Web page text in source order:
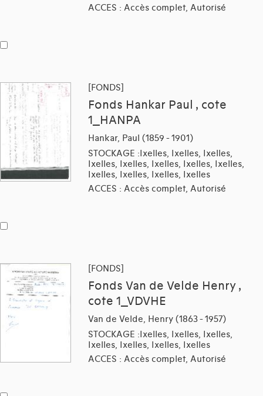
ACCES : Accès complet, Autorisé
[FONDS]
Fonds Hankar Paul , cote
1_HANPA
Hankar, Paul (1859 - 1901)
STOCKAGE :Ixelles, Ixelles, Ixelles,
Ixelles, Ixelles, Ixelles, Ixelles, Ixelles,
Ixelles, Ixelles, Ixelles, Ixelles
ACCES : Accès complet, Autorisé
[FONDS]
Fonds Van de Velde Henry ,
cote 1_VDVHE
Van de Velde, Henry (1863 - 1957)
STOCKAGE :Ixelles, Ixelles, Ixelles,
Ixelles, Ixelles, Ixelles, Ixelles
ACCES : Accès complet, Autorisé